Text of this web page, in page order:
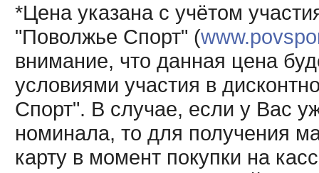
*Цена указана с учётом
"Поволжье Спорт" (
внимание, что данная цена
условиями участия в
Спорт". В случае, если у Вас
номинала, то для получения
карту в момент покупки на